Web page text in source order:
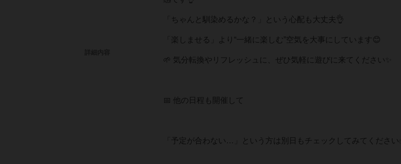
「ちゃんと馴染めるかな？」という心配も大丈夫👌
「楽しませる」より“一緒に楽しむ”空気を大事にしています😊
🌱 気分転換やリフレッシュに、ぜひ気軽に遊びに来てください✨
📅 他の日程も開催して
「予定が合わない…」という方は別日もチェックしてみてください